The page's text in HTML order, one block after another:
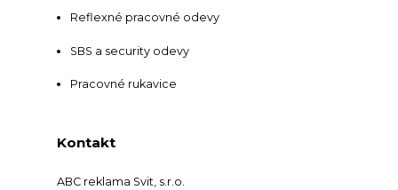
Reflexné pracovné odevy
SBS a security odevy
Pracovné rukavice
Kontakt
ABC reklama Svit, s.r.o.